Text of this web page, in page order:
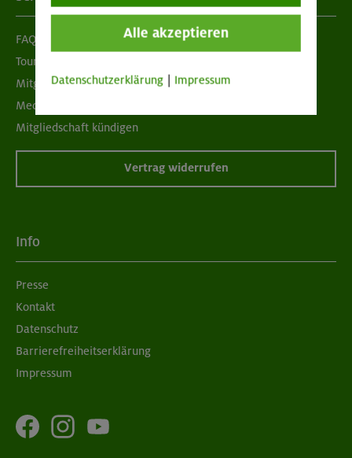
FAQ
Tour der Woche
Mitgliedermagazin alpinwelt
Mediadaten
Mitgliedschaft kündigen
Vertrag widerrufen
Info
Presse
Kontakt
Datenschutz
Barrierefreiheitserklärung
Impressum
Alle akzeptieren
Datenschutzerklärung Impressum